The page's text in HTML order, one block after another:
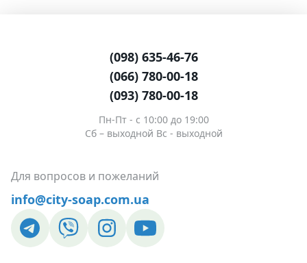
(098) 635-46-76
(066) 780-00-18
(093) 780-00-18
Пн-Пт - c 10:00 до 19:00
Сб – выходной Вс - выходной
Для вопросов и пожеланий
info@city-soap.com.ua